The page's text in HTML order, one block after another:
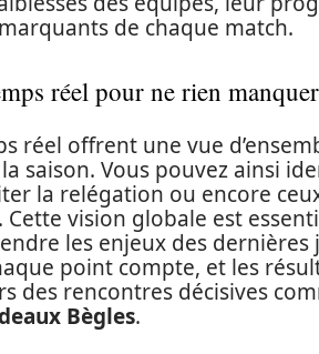
de chaque match.
réel pour ne rien manquer
réel offrent une vue
saison. Vous pouvez ainsi
la relégation ou encore
. Cette vision globale est
les enjeux des
point compte, et les
des rencontres décisives
Bègles.